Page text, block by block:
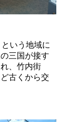
いう地域に
三国が接す
、竹内街
古くから交